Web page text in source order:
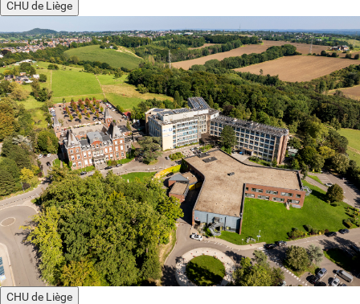
CHU de Liège
CHU de Liège